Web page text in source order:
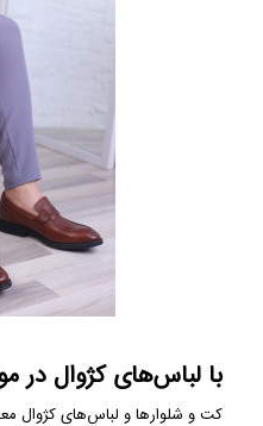
با لباس‌های کژوال در
کت‌ و شلوارها و لباس‌های کژوال